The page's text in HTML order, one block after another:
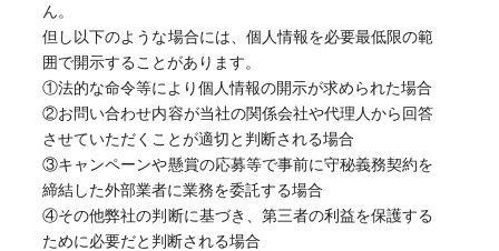
ん。
但し以下のような場合には、個人情報を必要最低限の範
囲で開示することがあります。
①法的な命令等により個人情報の開示が求められた場合
②お問い合わせ内容が当社の関係会社や代理人から回答
させていただくことが適切と判断される場合
③キャンペーンや懸賞の応募等で事前に守秘義務契約を
締結した外部業者に業務を委託する場合
④その他弊社の判断に基づき、第三者の利益を保護する
ために必要だと判断される場合